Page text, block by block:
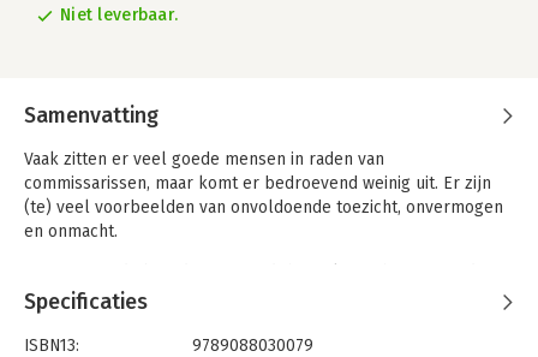
Niet leverbaar.
Samenvatting
Vaak zitten er veel goede mensen in raden van
commissarissen, maar komt er bedroevend weinig uit. Er zijn
(te) veel voorbeelden van onvoldoende toezicht, onvermogen
en onmacht.
Nederlandse commissaris beschreven. Aan de hand van diverse
voorbeelden worden de problemen geschetst en aangegeven
waardoor het nogal eens misgaat. Duidelijk is dat alle wet- en
Specificaties
ISBN13:
9789088030079